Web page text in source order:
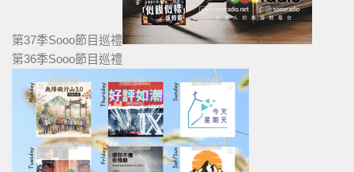
第37季Sooo節目巡禮
第36季Sooo節目巡禮